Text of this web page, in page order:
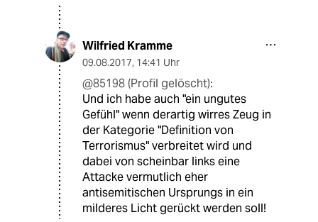
Wilfried Kramme
09.08.2017, 14:41 Uhr
@85198 (Profil gelöscht):
Und ich habe auch "ein ungutes
Gefühl" wenn derartig wirres Zeug in
der Kategorie "Definition von
Terrorismus" verbreitet wird und
dabei von scheinbar links eine
Attacke vermutlich eher
antisemitischen Ursprungs in ein
milderes Licht gerückt werden soll!